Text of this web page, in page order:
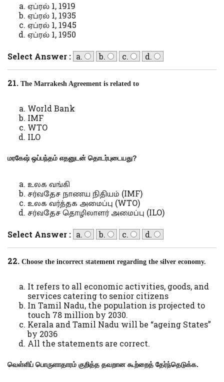
ஏப்ரல் 1, 1919
ஏப்ரல் 1, 1935
ஏப்ரல் 1, 1945
ஏப்ரல் 1, 1950
Select Answer : a. b. c. d.
21.The Marrakesh Agreement is related to
World Bank
IMF
WTO
ILO
மரகேஷ் ஒப்பந்தம் எதனுடன் தொடர்புடையது?
உலக வங்கி
சர்வதேச நாணய நிதியம் (IMF)
உலக வர்த்தக அமைப்பு (WTO)
சர்வதேச தொழிலாளர் அமைப்பு (ILO)
Select Answer : a. b. c. d.
22.Choose the incorrect statement regarding the silver economy.
It refers to all economic activities, goods, and
services catering to senior citizens
In Tamil Nadu, the population is projected to
touch 78 million by 2030.
Kerala and Tamil Nadu will be “ageing States”
by 2036
All the statements are correct.
வெள்ளிப் பொருளாதாரம் குறித்த தவறான கூற்றைத் தேர்ந்தெடுக்க.